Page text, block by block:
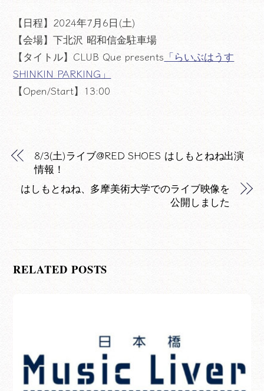
【日程】2024年7月6日(土)
【会場】下北沢 昭和信金駐車場
【タイトル】CLUB Que presents 「らいぶはうす
SHINKIN PARKING」
【Open/Start】13:00
8/3(土)ライブ@RED SHOES はしもとねね出演
情報！
はしもとねね、多摩美術大学でのライブ映像を
公開しました
RELATED POSTS